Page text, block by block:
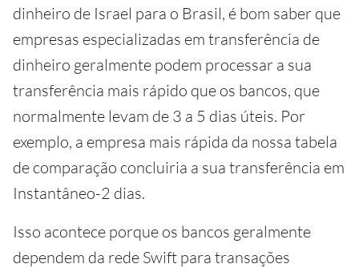
dinheiro de Israel para o Brasil, é bom saber que
empresas especializadas em transferência de
dinheiro geralmente podem processar a sua
transferência mais rápido que os bancos, que
normalmente levam de 3 a 5 dias úteis. Por
exemplo, a empresa mais rápida da nossa tabela
de comparação concluiria a sua transferência em
Instantâneo-2 dias.
Isso acontece porque os bancos geralmente
dependem da rede Swift para transações